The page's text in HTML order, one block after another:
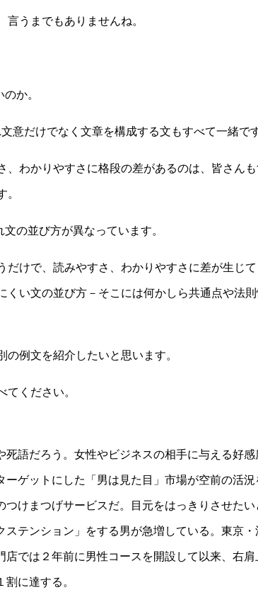
うまでもありませんね。
か。
意だけでなく文章を構成する文もすべて一緒です
わかりやすさに格段の差があるのは、皆さん
。
の並び方が異なっています。
けで、読みやすさ、わかりやすさに差が生じて
くい文の並び方－そこには何かしら共通点や法
例文を紹介したいと思います。
ください。
語だろう。女性やビジネスの相手に与える好感
ゲットにした「男は見た目」市場が空前の活況
けまつげサービスだ。目元をはっきりさせた
ステンション」をする男が急増している。東京
店では２年前に男性コースを開設して以来、右
に達する。